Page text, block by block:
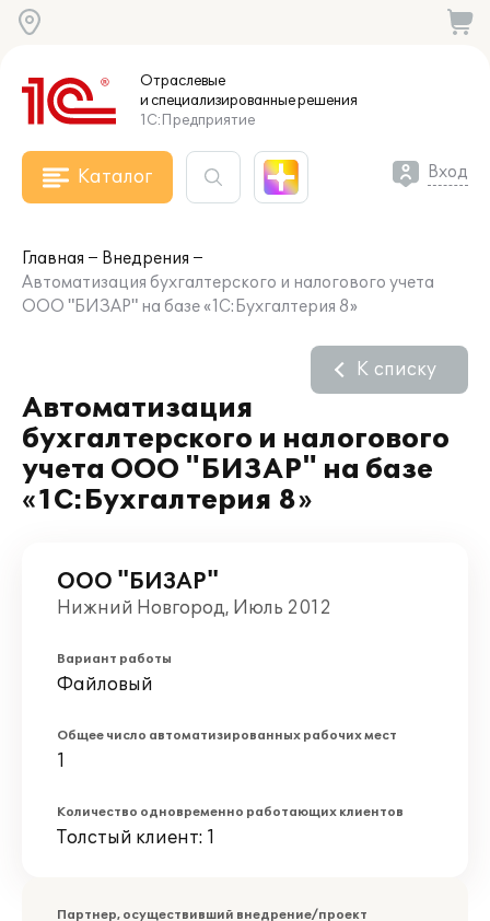
Отраслевые
и специализированныерешения
1С:Предприятие
Каталог Вход
Главная
Внедрения
Автоматизация бухгалтерского и налогового учета
ООО "БИЗАР" на базе «1С:Бухгалтерия 8»
Автоматизация
бухгалтерского и налогового
учета ООО "БИЗАР" на базе
«1С:Бухгалтерия 8»
К списку
ООО "БИЗАР"
Нижний Новгород, Июль 2012
Вариант работы
Файловый
Общее число автоматизированных рабочих мест
1
Количество одновременно работающих клиентов
Толстый клиент: 1
Партнер, осуществивший внедрение/проект